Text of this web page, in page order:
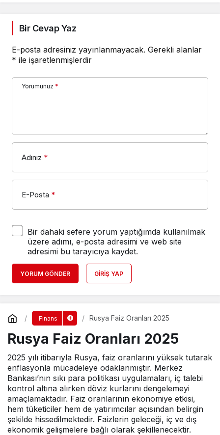
Bir Cevap Yaz
E-posta adresiniz yayınlanmayacak. Gerekli alanlar
* ile işaretlenmişlerdir
Yorumunuz *
Adınız *
E-Posta *
Bir dahaki sefere yorum yaptığımda kullanılmak
üzere adımı, e-posta adresimi ve web site
adresimi bu tarayıcıya kaydet.
YORUM GÖNDER GIRIŞ YAP
Finans Rusya Faiz Oranları 2025
Rusya Faiz Oranları 2025
2025 yılı itibarıyla Rusya, faiz oranlarını yüksek tutarak
enflasyonla mücadeleye odaklanmıştır. Merkez
Bankası’nın sıkı para politikası uygulamaları, iç talebi
kontrol altına alırken döviz kurlarını dengelemeyi
amaçlamaktadır. Faiz oranlarının ekonomiye etkisi,
hem tüketiciler hem de yatırımcılar açısından belirgin
şekilde hissedilmektedir. Faizlerin geleceği, iç ve dış
ekonomik gelişmelere bağlı olarak şekillenecektir.